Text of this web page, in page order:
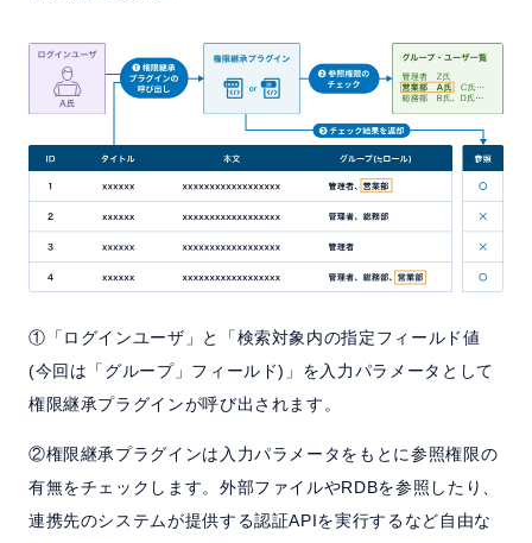
①「ログインユーザ」と「検索対象内の指定フィールド値
(今回は「グループ」フィールド)」を入力パラメータとして
権限継承プラグインが呼び出されます。
②権限継承プラグインは入力パラメータをもとに参照権限の
有無をチェックします。外部ファイルやRDBを参照したり、
連携先のシステムが提供する認証APIを実行するなど自由な